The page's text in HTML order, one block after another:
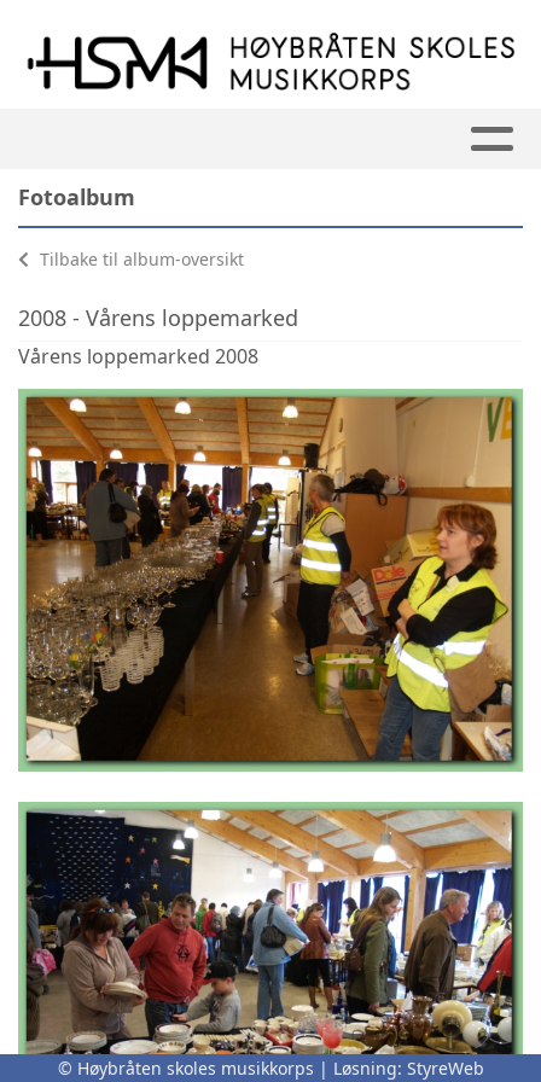
Fotoalbum
Tilbake til album-oversikt
2008 - Vårens loppemarked
Vårens loppemarked 2008
© Høybråten skoles musikkorps | Løsning: StyreWeb